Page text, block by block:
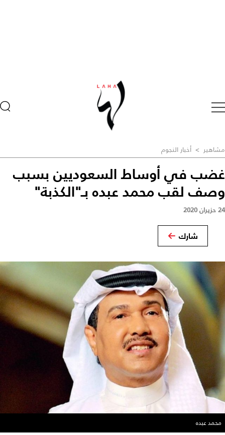
مشاهير > أخبار النجوم
غضب في أوساط السعوديين بسبب
وصف لقب محمد عبده بـ"الكذبة"
24 حزيران 2020
شارك
محمد عبده